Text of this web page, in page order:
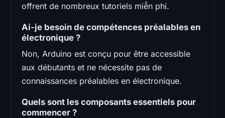
offrent de nombreux tutoriels miễn phí.
Ai-je besoin de compétences préalables en
électronique ?
Non, Arduino est conçu pour être accessible
aux débutants et ne nécessite pas de
connaissances préalables en électronique.
Quels sont les composants essentiels pour
commencer ?